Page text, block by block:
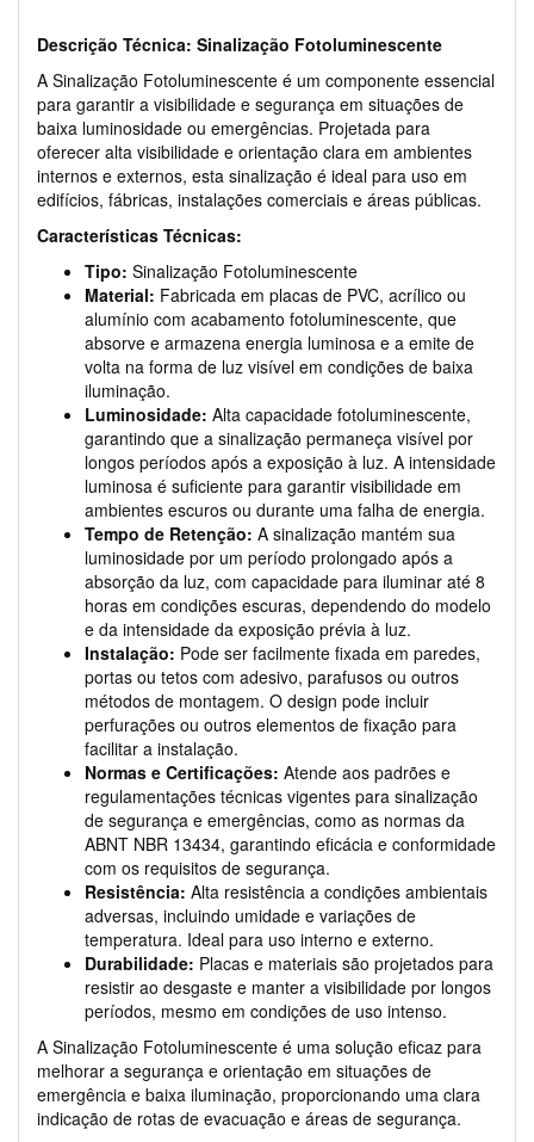
Descrição Técnica: Sinalização Fotoluminescente
A Sinalização Fotoluminescente é um componente essencial
para garantir a visibilidade e segurança em situações de
baixa luminosidade ou emergências. Projetada para
oferecer alta visibilidade e orientação clara em ambientes
internos e externos, esta sinalização é ideal para uso em
edifícios, fábricas, instalações comerciais e áreas públicas.
Características Técnicas:
Tipo: Sinalização Fotoluminescente
Material: Fabricada em placas de PVC, acrílico ou
alumínio com acabamento fotoluminescente, que
absorve e armazena energia luminosa e a emite de
volta na forma de luz visível em condições de baixa
iluminação.
Luminosidade: Alta capacidade fotoluminescente,
garantindo que a sinalização permaneça visível por
longos períodos após a exposição à luz. A intensidade
luminosa é suficiente para garantir visibilidade em
ambientes escuros ou durante uma falha de energia.
Tempo de Retenção: A sinalização mantém sua
luminosidade por um período prolongado após a
absorção da luz, com capacidade para iluminar até 8
horas em condições escuras, dependendo do modelo
e da intensidade da exposição prévia à luz.
Instalação: Pode ser facilmente fixada em paredes,
portas ou tetos com adesivo, parafusos ou outros
métodos de montagem. O design pode incluir
perfurações ou outros elementos de fixação para
facilitar a instalação.
Normas e Certificações: Atende aos padrões e
regulamentações técnicas vigentes para sinalização
de segurança e emergências, como as normas da
ABNT NBR 13434, garantindo eficácia e conformidade
com os requisitos de segurança.
Resistência: Alta resistência a condições ambientais
adversas, incluindo umidade e variações de
temperatura. Ideal para uso interno e externo.
Durabilidade: Placas e materiais são projetados para
resistir ao desgaste e manter a visibilidade por longos
períodos, mesmo em condições de uso intenso.
A Sinalização Fotoluminescente é uma solução eficaz para
melhorar a segurança e orientação em situações de
emergência e baixa iluminação, proporcionando uma clara
indicação de rotas de evacuação e áreas de segurança.